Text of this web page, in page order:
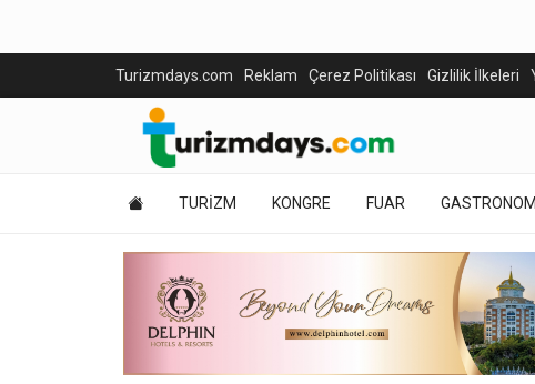
Turizmdays.com Reklam Çerez Politikası Gizlilik İlkeleri
TURİZM KONGRE FUAR